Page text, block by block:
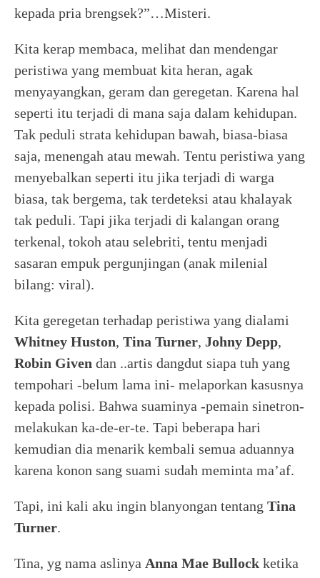
kepada pria brengsek?”…Misteri.
Kita kerap membaca, melihat dan mendengar
peristiwa yang membuat kita heran, agak
menyayangkan, geram dan geregetan. Karena hal
seperti itu terjadi di mana saja dalam kehidupan.
Tak peduli strata kehidupan bawah, biasa-biasa
saja, menengah atau mewah. Tentu peristiwa yang
menyebalkan seperti itu jika terjadi di warga
biasa, tak bergema, tak terdeteksi atau khalayak
tak peduli. Tapi jika terjadi di kalangan orang
terkenal, tokoh atau selebriti, tentu menjadi
sasaran empuk pergunjingan (anak milenial
bilang: viral).
Kita geregetan terhadap peristiwa yang dialami
Whitney Huston, Tina Turner, Johny Depp,
Robin Given dan ..artis dangdut siapa tuh yang
tempohari -belum lama ini- melaporkan kasusnya
kepada polisi. Bahwa suaminya -pemain sinetron-
melakukan ka-de-er-te. Tapi beberapa hari
kemudian dia menarik kembali semua aduannya
karena konon sang suami sudah meminta ma’af.
Tapi, ini kali aku ingin blanyongan tentang Tina
Turner.
Tina, yg nama aslinya Anna Mae Bullock ketika